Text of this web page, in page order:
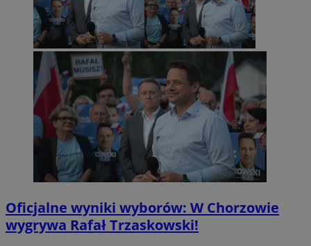
Oficjalne wyniki wyborów: W Chorzowie
wygrywa Rafał Trzaskowski!